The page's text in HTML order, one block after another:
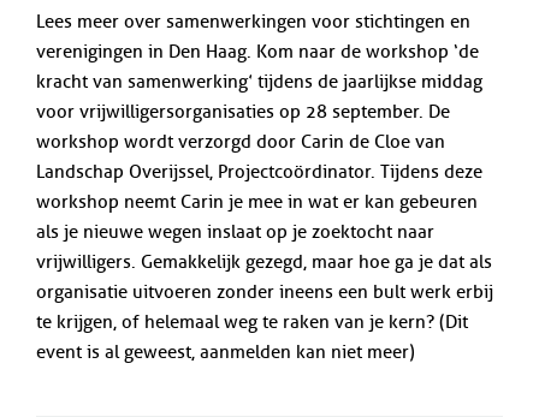
Lees meer over samenwerkingen voor stichtingen en
verenigingen in Den Haag. Kom naar de workshop ‘de
kracht van samenwerking’ tijdens de jaarlijkse middag
voor vrijwilligersorganisaties op 28 september. De
workshop wordt verzorgd door Carin de Cloe van
Landschap Overijssel, Projectcoördinator. Tijdens deze
workshop neemt Carin je mee in wat er kan gebeuren
als je nieuwe wegen inslaat op je zoektocht naar
vrijwilligers. Gemakkelijk gezegd, maar hoe ga je dat als
organisatie uitvoeren zonder ineens een bult werk erbij
te krijgen, of helemaal weg te raken van je kern? (Dit
event is al geweest, aanmelden kan niet meer)